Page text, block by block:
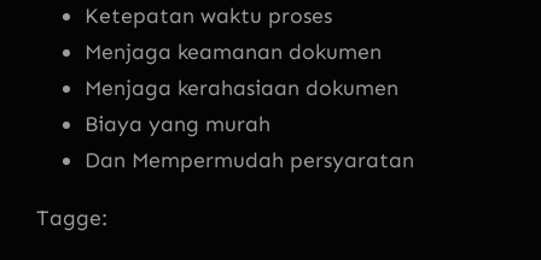
Ketepatan waktu proses
Menjaga keamanan dokumen
Menjaga kerahasiaan dokumen
Biaya yang murah
Dan Mempermudah persyaratan
Tagge: